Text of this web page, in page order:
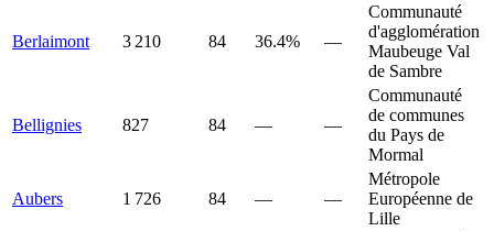
Berlaimont 3 210 84 36.4% —
Communauté
d'agglomération
Maubeuge Val
de Sambre
Bellignies 827 84 — —
Communauté
de communes
du Pays de
Mormal
Aubers 1 726 84 — —
Métropole
Européenne de
Lille